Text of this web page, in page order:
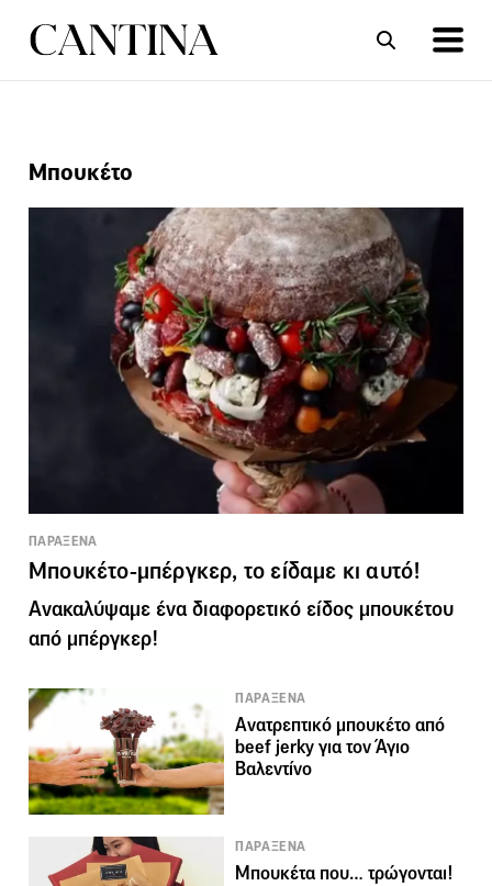
ΣΥΝΤΑΓΕΣ
Μπουκέτο
ΠΑΡΑΞΕΝΑ
Mπουκέτο-μπέργκερ, το είδαμε κι αυτό!
Ανακαλύψαμε ένα διαφορετικό είδος μπουκέτου
από μπέργκερ!
ΠΑΡΑΞΕΝΑ
Ανατρεπτικό μπουκέτο από
beef jerky για τον Άγιο
Βαλεντίνο
ΠΑΡΑΞΕΝΑ
Μπουκέτα που… τρώγονται!